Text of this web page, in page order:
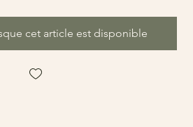
cet article est disponible